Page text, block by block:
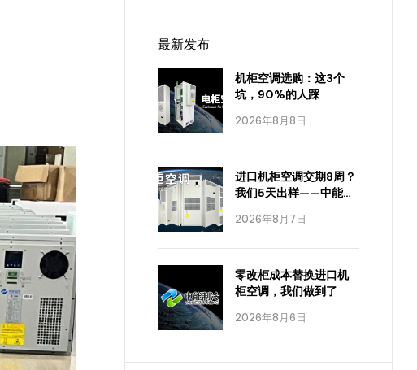
最新发布
2026年8月8日
机柜空调选购：这3个
坑，90%的人踩
2026年8月7日
进口机柜空调交期8周？
我们5天出样——中能制
2026年8月6日
零改柜成本替换进口机
柜空调，我们做到了